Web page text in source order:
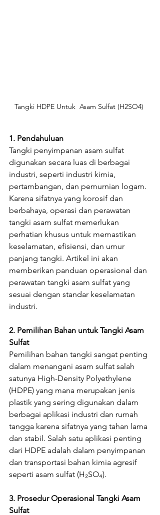
Tangki HDPE Untuk  Asam Sulfat (H2SO4)
1. Pendahuluan
Tangki penyimpanan asam sulfat
digunakan secara luas di berbagai
industri, seperti industri kimia,
pertambangan, dan pemurnian logam.
Karena sifatnya yang korosif dan
berbahaya, operasi dan perawatan
tangki asam sulfat memerlukan
perhatian khusus untuk memastikan
keselamatan, efisiensi, dan umur
panjang tangki. Artikel ini akan
memberikan panduan operasional dan
perawatan tangki asam sulfat yang
sesuai dengan standar keselamatan
industri.
2. Pemilihan Bahan untuk Tangki Asam
Sulfat
Pemilihan bahan tangki sangat penting
dalam menangani asam sulfat salah
satunya High-Density Polyethylene
(HDPE) yang mana merupakan jenis
plastik yang sering digunakan dalam
berbagai aplikasi industri dan rumah
tangga karena sifatnya yang tahan lama
dan stabil. Salah satu aplikasi penting
dari HDPE adalah dalam penyimpanan
dan transportasi bahan kimia agresif
seperti asam sulfat (H₂SO₄).
3. Prosedur Operasional Tangki Asam
Sulfat